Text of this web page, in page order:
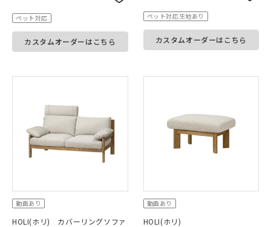
ペット対応
カスタムオーダーはこちら
ペット対応生地あり
カスタムオーダーはこちら
動画あり
HOLI(ホリ) カバーリングソファ
動画あり
HOLI(ホリ)